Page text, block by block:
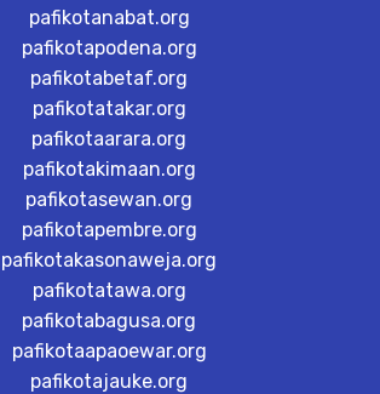
pafikotanabat.org
pafikotapodena.org
pafikotabetaf.org
pafikotatakar.org
pafikotaarara.org
pafikotakimaan.org
pafikotasewan.org
pafikotapembre.org
pafikotakasonaweja.org
pafikotatawa.org
pafikotabagusa.org
pafikotaapaoewar.org
pafikotajauke.org